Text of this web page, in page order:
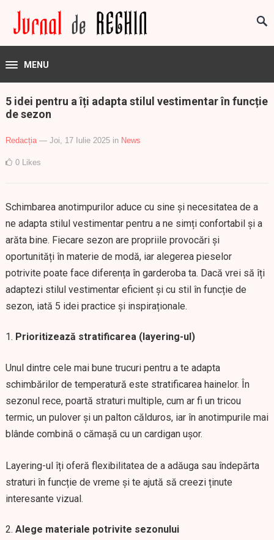
MENU
5 idei pentru a îți adapta stilul vestimentar în funcție
de sezon
Redacția — Joi, 17 Iulie 2025 in News
0 Likes
Schimbarea anotimpurilor aduce cu sine și necesitatea de a
ne adapta stilul vestimentar pentru a ne simți confortabil și a
arăta bine. Fiecare sezon are propriile provocări și
oportunități în materie de modă, iar alegerea pieselor
potrivite poate face diferența în garderoba ta. Dacă vrei să îți
adaptezi stilul vestimentar eficient și cu stil în funcție de
sezon, iată 5 idei practice și inspiraționale.
Prioritizează stratificarea (layering-ul)
Unul dintre cele mai bune trucuri pentru a te adapta
schimbărilor de temperatură este stratificarea hainelor. În
sezonul rece, poartă straturi multiple, cum ar fi un tricou
termic, un pulover și un palton călduros, iar în anotimpurile mai
blânde combină o cămașă cu un cardigan ușor.
Layering-ul îți oferă flexibilitatea de a adăuga sau îndepărta
straturi în funcție de vreme și te ajută să creezi ținute
interesante vizual.
Alege materiale potrivite sezonului